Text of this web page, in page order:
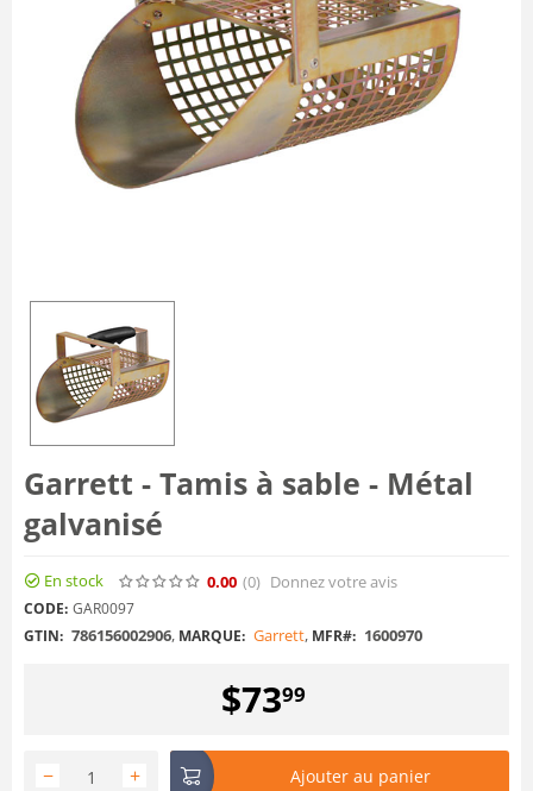
Garrett - Tamis à sable - Métal
galvanisé
En stock 0.00 (0) Donnez votre avis
CODE: GAR0097
GTIN: 786156002906, MARQUE: Garrett, MFR#: 1600970
$7399
+
− Ajouter au panier